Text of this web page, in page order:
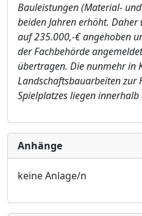
Bauleistungen (Material-
beiden Jahren erhöht. Daher
auf 235.000,-€angehoben
der Fachbehörde
übertragen. Die nunmehr in
Landschaftsbauarbeiten zur
Spielplatzes liegen
Anhänge
keine Anlage/n